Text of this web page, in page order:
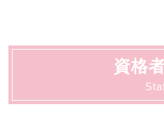
自己破産 費用
労働 法律事務所
交通事故 慰謝料 相
交通事故 弁護士特
交通事故 示談交渉
刑事事件 行政処分
刑事事件 判決 閲覧
刑事事件 着手金
相続 大田区
労働 大田区
動物病院向け各種
資格